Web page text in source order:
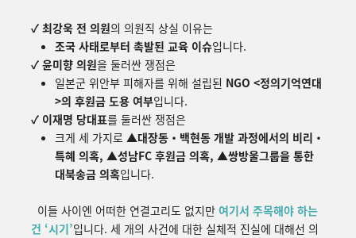
✓ 최강욱 전 의원의 의원직 상실 이유는
조국 사태로부터 촉발된 교육 이슈입니다.
✓ 윤미향 의원을 둘러싼 쟁점은
일본군 위안부 피해자를 위해 설립된 NGO <정의기억연대
>의 후원금 도용 여부입니다.
✓ 이재명 당대표를 둘러싼 쟁점은
크게 세 가지로 ▲대장동・백현동 개발 과정에서의 비리・
특혜 의혹, ▲성남FC 후원금 의혹, ▲쌍방울그룹을 통한
대북송금 의혹입니다.
이들 사이엔 어떠한 연결고리도 없지만 여기서 주목해야 하는
건 ‘시기’입니다. 세 개의 사건에 대한 실체적 진실에 대해선 의